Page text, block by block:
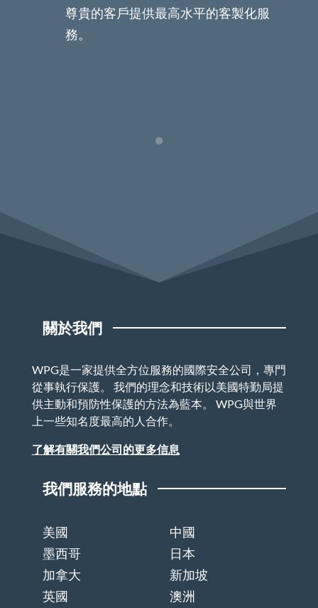
尊貴的客戶提供最高水平的客製化服
務。
關於我們
WPG是一家提供全方位服務的國際安全公司，專門
從事執行保護。 我們的理念和技術以美國特勤局提
供主動和預防性保護的方法為藍本。 WPG與世界
上一些知名度最高的人合作。
了解有關我們公司的更多信息
我們服務的地點
美國
中國
墨西哥
日本
加拿大
新加坡
英國
澳洲